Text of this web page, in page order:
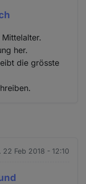
her.
die grösste
22 Feb 2018 - 12:10